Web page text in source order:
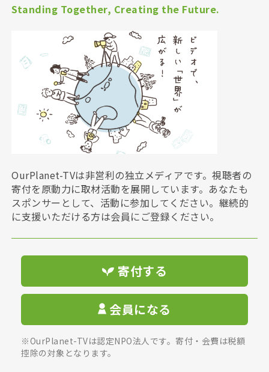
Standing Together, Creating the Future.
OurPlanet-TVは非営利の独立メディアです。視聴者の
寄付を原動力に取材活動を展開しています。あなたも
スポンサーとして、活動に参加してください。継続的
に支援いただける方は会員にご登録ください。
寄付する
会員になる
※OurPlanet-TVは認定NPO法人です。寄付・会費は税額
控除の対象となります。